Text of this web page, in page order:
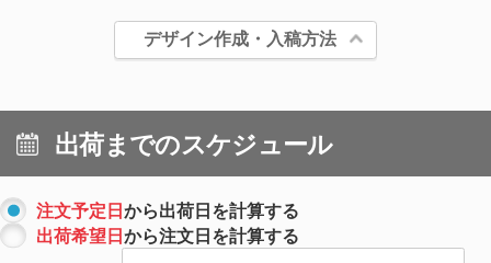
デザイン作成・入稿方法
出荷までのスケジュール
注文予定日から出荷日を計算する
出荷希望日から注文日を計算する